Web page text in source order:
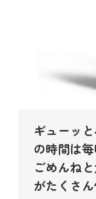
ギューッ
の時間は毎
ごめんね
がたくさ